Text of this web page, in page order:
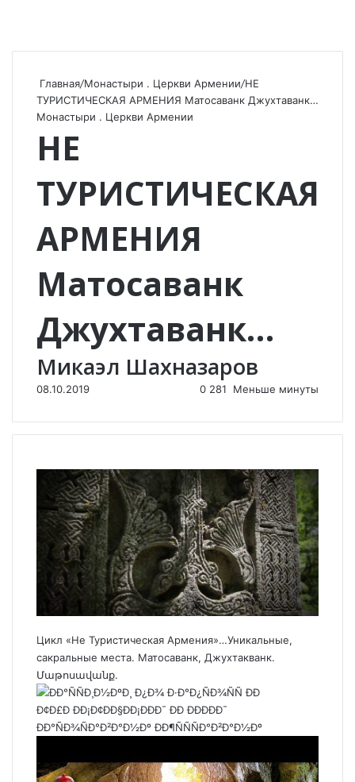
Главная/Монастыри . Церкви Армении/НЕ
ТУРИСТИЧЕСКАЯ АРМЕНИЯ Матосаванк Джухтаванк…
Монастыри . Церкви Армении
НЕ
ТУРИСТИЧЕСКАЯ
АРМЕНИЯ
Матосаванк
Джухтаванк…
Микаэл Шахназаров
08.10.2019 0 281 Меньше минуты
Цикл «Не Туристическая Армения»…Уникальные,
сакральные места. Матосаванк, Джухтакванк.
Մաթոսավանք.